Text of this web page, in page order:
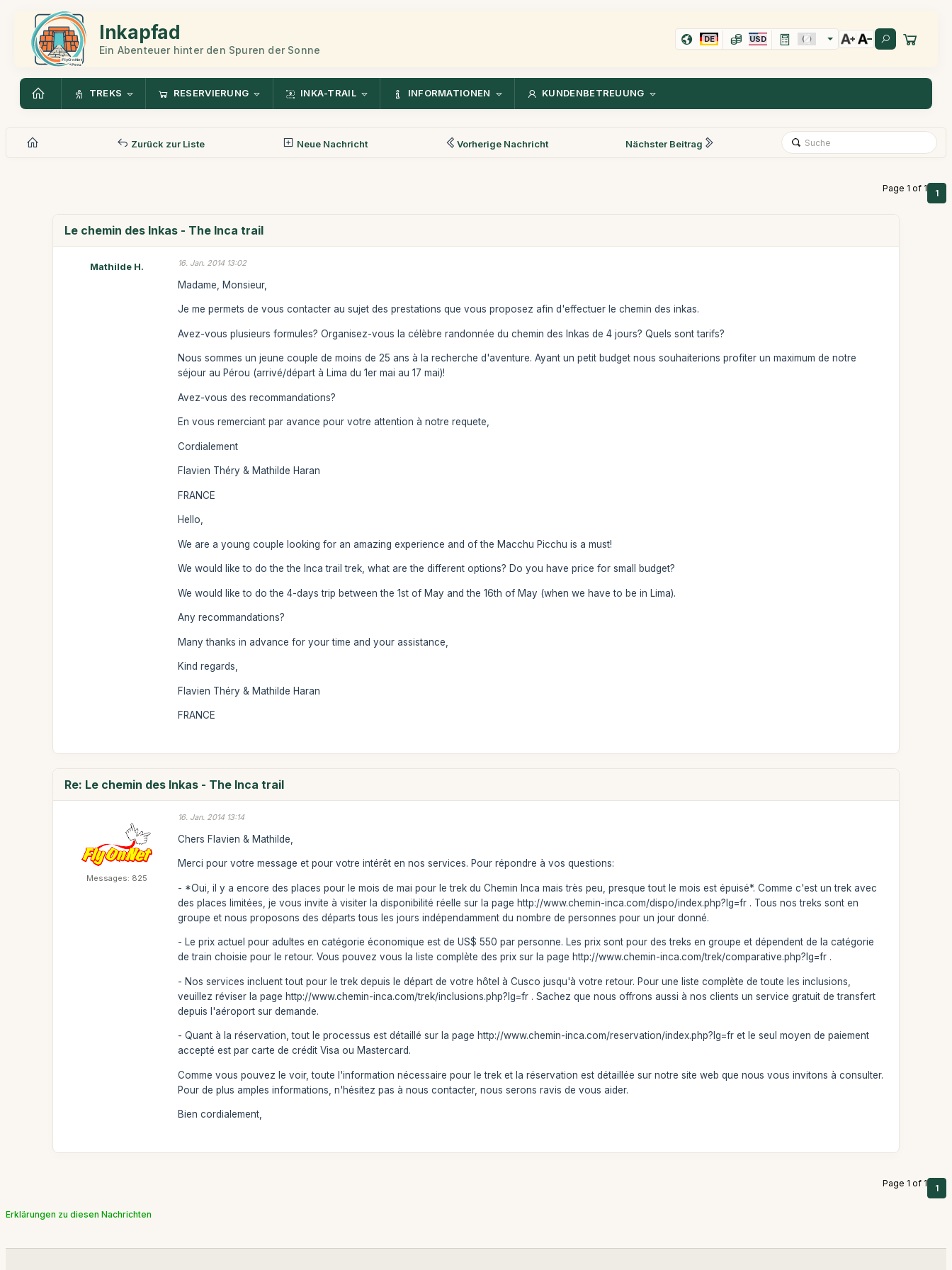
Inkapfad
Ein Abenteuer hinter den Spuren der Sonne
DE USD
TREKS RESERVIERUNG INKA-TRAIL INFORMATIONEN KUNDENBETREUUNG
Zurück zur Liste Neue Nachricht Vorherige Nachricht Nächster Beitrag
Page 1 of 1 1
Le chemin des Inkas - The Inca trail
Mathilde H. 16. Jan. 2014 13:02
Madame, Monsieur,
Je me permets de vous contacter au sujet des prestations que vous proposez afin d'effectuer le chemin des inkas.
Avez-vous plusieurs formules? Organisez-vous la célèbre randonnée du chemin des Inkas de 4 jours? Quels sont tarifs?
Nous sommes un jeune couple de moins de 25 ans à la recherche d'aventure. Ayant un petit budget nous souhaiterions profiter un maximum de notre
séjour au Pérou (arrivé/départ à Lima du 1er mai au 17 mai)!
Avez-vous des recommandations?
En vous remerciant par avance pour votre attention à notre requete,
Cordialement
Flavien Théry & Mathilde Haran
FRANCE
Hello,
We are a young couple looking for an amazing experience and of the Macchu Picchu is a must!
We would like to do the the Inca trail trek, what are the different options? Do you have price for small budget?
We would like to do the 4-days trip between the 1st of May and the 16th of May (when we have to be in Lima).
Any recommandations?
Many thanks in advance for your time and your assistance,
Kind regards,
Flavien Théry & Mathilde Haran
FRANCE
Re: Le chemin des Inkas - The Inca trail
Messages: 825
16. Jan. 2014 13:14
Chers Flavien & Mathilde,
Merci pour votre message et pour votre intérêt en nos services. Pour répondre à vos questions:
- *Oui, il y a encore des places pour le mois de mai pour le trek du Chemin Inca mais très peu, presque tout le mois est épuisé*. Comme c'est un trek avec
des places limitées, je vous invite à visiter la disponibilité réelle sur la page http://www.chemin-inca.com/dispo/index.php?lg=fr . Tous nos treks sont en
groupe et nous proposons des départs tous les jours indépendamment du nombre de personnes pour un jour donné.
- Le prix actuel pour adultes en catégorie économique est de US$ 550 par personne. Les prix sont pour des treks en groupe et dépendent de la catégorie
de train choisie pour le retour. Vous pouvez vous la liste complète des prix sur la page http://www.chemin-inca.com/trek/comparative.php?lg=fr .
- Nos services incluent tout pour le trek depuis le départ de votre hôtel à Cusco jusqu'à votre retour. Pour une liste complète de toute les inclusions,
veuillez réviser la page http://www.chemin-inca.com/trek/inclusions.php?lg=fr . Sachez que nous offrons aussi à nos clients un service gratuit de transfert
depuis l'aéroport sur demande.
- Quant à la réservation, tout le processus est détaillé sur la page http://www.chemin-inca.com/reservation/index.php?lg=fr et le seul moyen de paiement
accepté est par carte de crédit Visa ou Mastercard.
Comme vous pouvez le voir, toute l'information nécessaire pour le trek et la réservation est détaillée sur notre site web que nous vous invitons à consulter.
Pour de plus amples informations, n'hésitez pas à nous contacter, nous serons ravis de vous aider.
Bien cordialement,
Page 1 of 1 1
Erklärungen zu diesen Nachrichten